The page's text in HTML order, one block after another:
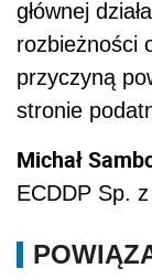
głównej
rozbieżności
przyczyną
stronie
Michał
ECDDP Sp.